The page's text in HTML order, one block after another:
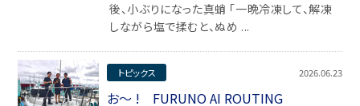
後、小ぶりになった真蛸 「一晩冷凍して、解凍
しながら塩で揉むと、ぬめ ...
トピックス 2026.06.23
お～ ! FURUNO AI ROUTING